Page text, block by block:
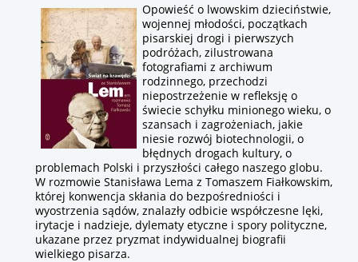
Opowieść o lwowskim dzieciństwie,
wojennej młodości, początkach
pisarskiej drogi i pierwszych
podróżach, zilustrowana
fotografiami z archiwum
rodzinnego, przechodzi
niepostrzeżenie w refleksję o
świecie schyłku minionego wieku, o
szansach i zagrożeniach, jakie
niesie rozwój biotechnologii, o
błędnych drogach kultury, o
problemach Polski i przyszłości całego naszego globu.
W rozmowie Stanisława Lema z Tomaszem Fiałkowskim,
której konwencja skłania do bezpośredniości i
wyostrzenia sądów, znalazły odbicie współczesne lęki,
irytacje i nadzieje, dylematy etyczne i spory polityczne,
ukazane przez pryzmat indywidualnej biografii
wielkiego pisarza.